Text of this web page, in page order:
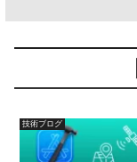
技術ブログ